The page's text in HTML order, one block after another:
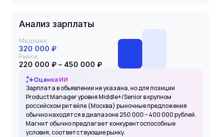
Анализ зарплаты
Медиана
320 000 ₽
Рынок
220 000 ₽ – 450 000 ₽
Оценка ИИ
Зарплата в объявлении не указана, но для позиции
Product Manager уровня Middle+/Senior в крупном
российском ритейле (Москва) рыночные предложения
обычно находятся в диапазоне 250 000 – 400 000 рублей.
Магнит обычно предлагает конкурентоспособные
условия, соответствующие рынку.